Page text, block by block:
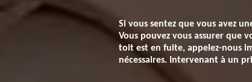
Si vous sentez que vous avez
Vous pouvez vous assurer que
toit est en fuite, appelez-nous
nécessaires. Intervenant à un